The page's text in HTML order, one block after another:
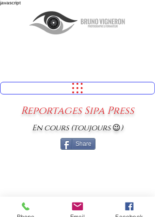
javascript
Reportages Sipa Press
En cours (toujours😉)
Share